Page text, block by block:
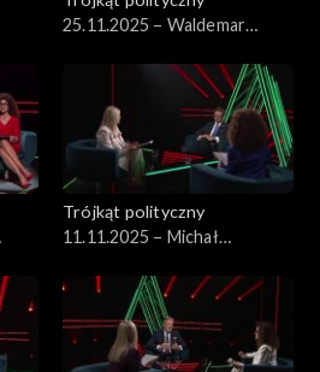
25.11.2025 – Waldemar
Trójkąt polityczny
11.11.2025 – Michał